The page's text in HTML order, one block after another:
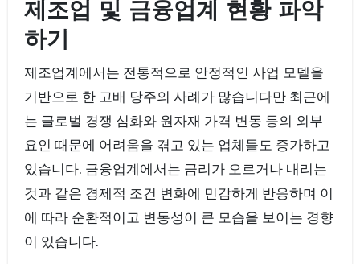
제조업 및 금융업계 현황 파악
하기
제조업계에서는 전통적으로 안정적인 사업 모델을
기반으로 한 고배 당주의 사례가 많습니다만 최근에
는 글로벌 경쟁 심화와 원자재 가격 변동 등의 외부
요인 때문에 어려움을 겪고 있는 업체들도 증가하고
있습니다. 금융업계에서는 금리가 오르거나 내리는
것과 같은 경제적 조건 변화에 민감하게 반응하며 이
에 따라 순환적이고 변동성이 큰 모습을 보이는 경향
이 있습니다.